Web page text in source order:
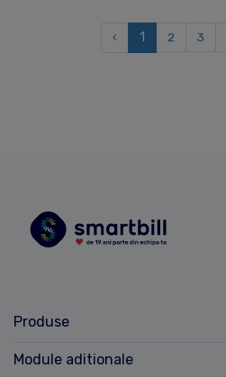
‹ 1 2 3
Produse
Module aditionale